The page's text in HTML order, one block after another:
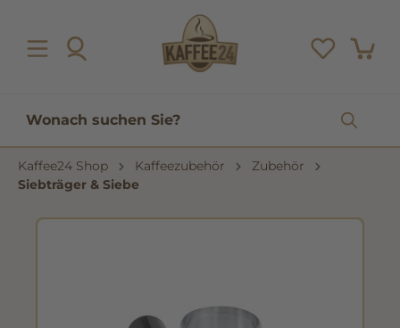
Kaffee24 Shop Kaffeezubehör
Zubehör
Siebträger & Siebe